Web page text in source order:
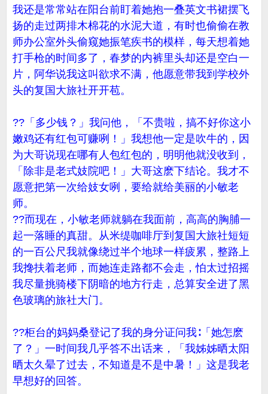
我还是常常站在阳台前盯着她抱一叠英文书裙摆飞
扬的走过两排木棉花的水泥大道，有时也偷偷在教
师办公室外头偷窥她振笔疾书的模样，每天想着她
打手枪的时间多了，春梦的内裤里头却还是空白一
片，阿华说我这叫欲求不满，他愿意带我到学校外
头的复国大旅社开开苞。
??「多少钱？」我问他，「不贵啦，搞不好你这小
嫩鸡还有红包可赚咧！」我想他一定是吹牛的，因
为大哥说现在哪有人包红包的，明明他就没收到，
「除非是老式妓院吧！」大哥这麽下结论。我才不
愿意把第一次给妓女咧，要给就给美丽的小敏老
师。
??而现在，小敏老师就躺在我面前，高高的胸脯一
起一落睡的真甜。从米缇咖啡厅到复国大旅社短短
的一百公尺我就像绕过半个地球一样疲累，整路上
我搀扶着老师，而她连走路都不会走，怕太过招摇
我尽量挑骑楼下阴暗的地方行走，总算安全进了黑
色玻璃的旅社大门。
??柜台的妈妈桑登记了我的身分证问我∶「她怎麽
了？」一时间我几乎答不出话来，「我姊姊晒太阳
晒太久晕了过去，不知道是不是中暑！」这是我老
早想好的回答。